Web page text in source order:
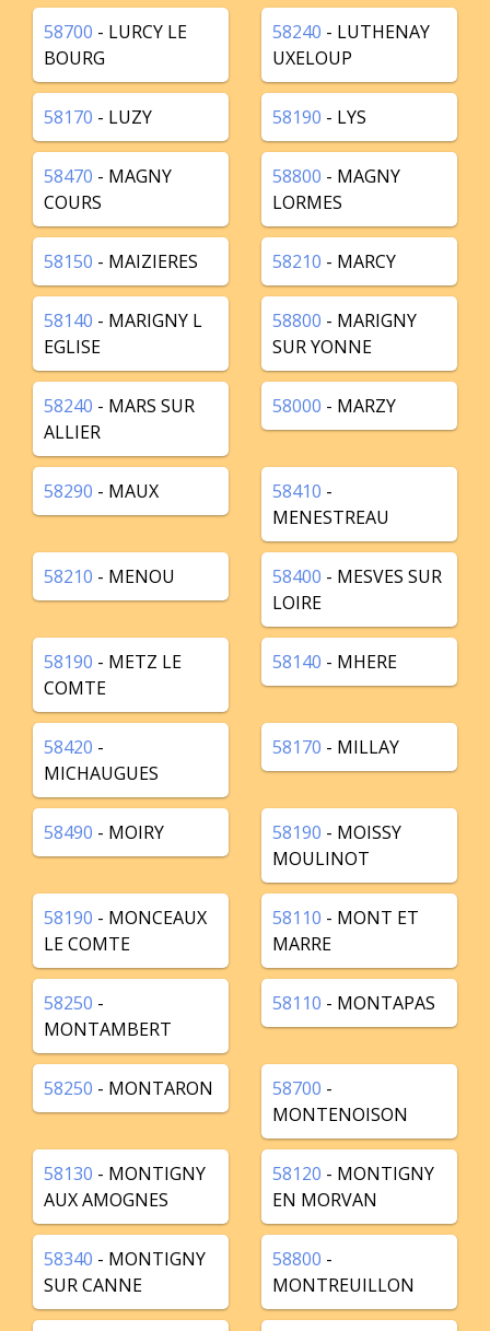
58700 - LURCY LE
BOURG
58240 - LUTHENAY
UXELOUP
58170 - LUZY 58190 - LYS
58470 - MAGNY
COURS
58800 - MAGNY
LORMES
58150 - MAIZIERES 58210 - MARCY
58140 - MARIGNY L
EGLISE
58800 - MARIGNY
SUR YONNE
58240 - MARS SUR
ALLIER
58000 - MARZY
58290 - MAUX 58410 -
MENESTREAU
58210 - MENOU 58400 - MESVES SUR
LOIRE
58190 - METZ LE
COMTE
58140 - MHERE
58420 -
MICHAUGUES
58170 - MILLAY
58490 - MOIRY 58190 - MOISSY
MOULINOT
58190 - MONCEAUX
LE COMTE
58110 - MONT ET
MARRE
58250 -
MONTAMBERT
58110 - MONTAPAS
58250 - MONTARON 58700 -
MONTENOISON
58130 - MONTIGNY
AUX AMOGNES
58120 - MONTIGNY
EN MORVAN
58340 - MONTIGNY
SUR CANNE
58800 -
MONTREUILLON